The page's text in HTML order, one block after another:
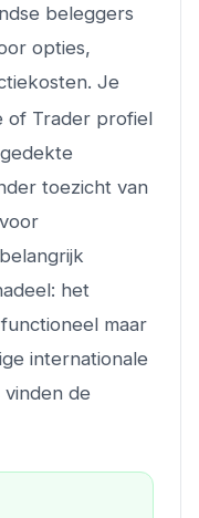
beleggers
opties,
Je
of Trader profiel
toezicht van
het
maar
internationale
de